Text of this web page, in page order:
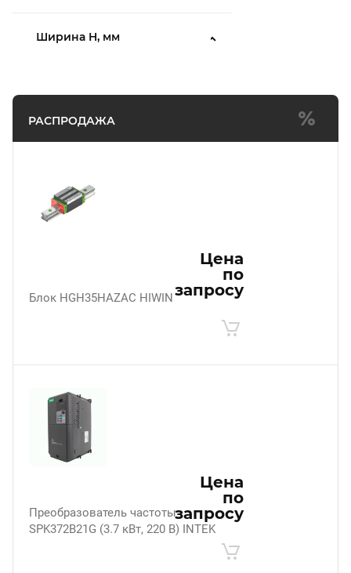
Ширина H, мм
РАСПРОДАЖА
Блок HGH35HAZAC HIWIN
Цена
по
запросу
Преобразователь частоты
SPK372B21G (3.7 кВт, 220 В) INTEK
Цена
по
запросу